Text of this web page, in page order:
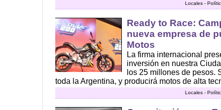
Locales -
Ready to Race:
nueva empresa de
Motos
La firma internacional
inversión en nuestra
los 25 millones de pesos.
toda la Argentina, y producirá motos de alta
Locales -